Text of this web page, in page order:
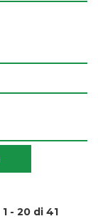
1 - 20 di 41